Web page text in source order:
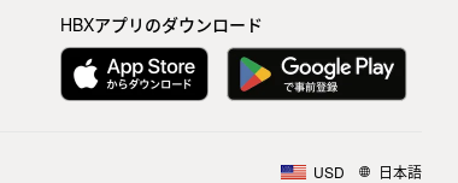
HBXアプリのダウンロード
USD 日本語